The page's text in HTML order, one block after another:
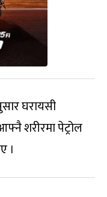
घरायसी
शरीरमा पेट्रोल
।